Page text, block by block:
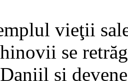
vieţii
se
şi